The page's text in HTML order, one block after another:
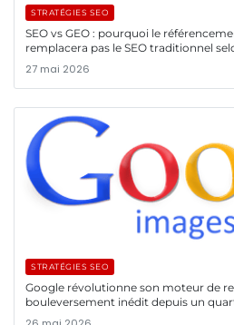
STRATÉGIES SEO
SEO vs GEO : pourquoi le
remplacera pas le SEO traditionnel
27 mai 2026
STRATÉGIES SEO
Google révolutionne son moteur de
bouleversement inédit depuis un